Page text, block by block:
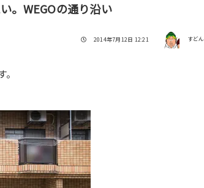
。WEGOの通り沿い
投稿日
2014年7月12日 12:21 著者 すどん